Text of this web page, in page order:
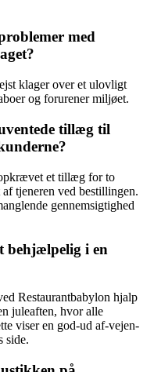
med
klager over et ulovligt
og forurener miljøet.
tillæg til
et tillæg for to
tjeneren ved bestillingen.
gennemsigtighed
behjælpelig i en
Restaurantbabylon hjalp
juleaften, hvor alle
viser en god-ud af-vejen-
side.